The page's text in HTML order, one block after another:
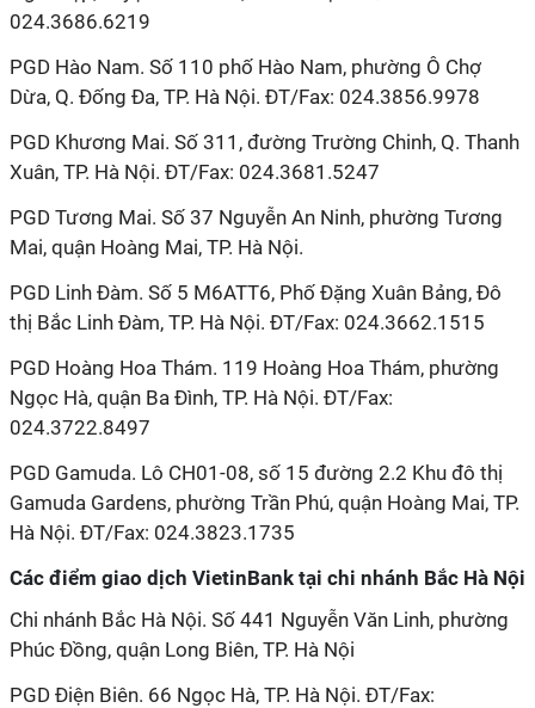
024.3686.6219
PGD Hào Nam. Số 110 phố Hào Nam, phường Ô Chợ
Dừa, Q. Đống Đa, TP. Hà Nội. ĐT/Fax: 024.3856.9978
PGD Khương Mai. Số 311, đường Trường Chinh, Q. Thanh
Xuân, TP. Hà Nội. ĐT/Fax: 024.3681.5247
PGD Tương Mai. Số 37 Nguyễn An Ninh, phường Tương
Mai, quận Hoàng Mai, TP. Hà Nội.
PGD Linh Đàm. Số 5 M6ATT6, Phố Đặng Xuân Bảng, Đô
thị Bắc Linh Đàm, TP. Hà Nội. ĐT/Fax: 024.3662.1515
PGD Hoàng Hoa Thám. 119 Hoàng Hoa Thám, phường
Ngọc Hà, quận Ba Đình, TP. Hà Nội. ĐT/Fax:
024.3722.8497
PGD Gamuda. Lô CH01-08, số 15 đường 2.2 Khu đô thị
Gamuda Gardens, phường Trần Phú, quận Hoàng Mai, TP.
Hà Nội. ĐT/Fax: 024.3823.1735
Các điểm giao dịch VietinBank tại chi nhánh Bắc Hà Nội
Chi nhánh Bắc Hà Nội. Số 441 Nguyễn Văn Linh, phường
Phúc Đồng, quận Long Biên, TP. Hà Nội
PGD Điện Biên. 66 Ngọc Hà, TP. Hà Nội. ĐT/Fax: